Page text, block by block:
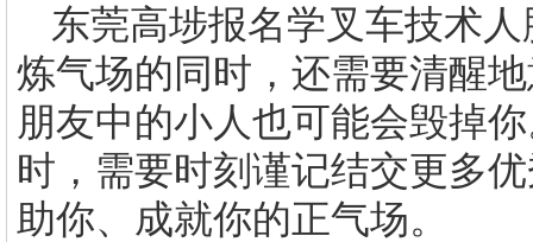
东莞高埗报名学叉车技术
炼气场的同时，还需要清醒
朋友中的小人也可能会毁掉
时，需要时刻谨记结交更多
助你、成就你的正气场。